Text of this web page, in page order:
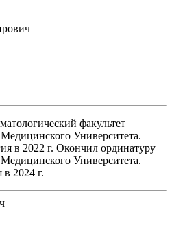
факультет
Университета.
в 2022 г. Окончил ординатуру
Университета.
в 2024 г.